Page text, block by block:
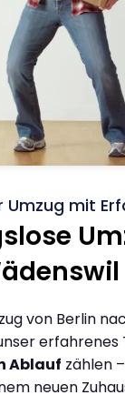
Umzug mit
von Berlin
erfahrenes
Ablauf zählen
neuen